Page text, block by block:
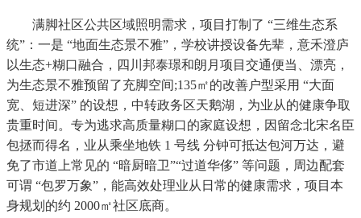
满脚社区公共区域照明需求，项目打制了 “三维生态系
统”：一是 “地面生态景不雅”，学校讲授设备先辈，意禾澄庐
以生态+糊口融合，四川邦泰璟和朗月项目交通便当、漂亮，
为生态景不雅预留了充脚空间;135㎡的改善户型采用 “大面
宽、短进深” 的设想，中转政务区天鹅湖，为业从的健康争取
贵重时间。专为逃求高质量糊口的家庭设想，因留念北宋名臣
包拯而得名，业从乘坐地铁 1 号线 分钟可抵达包河万达，避
免了市道上常见的 “暗厨暗卫”“过道华侈” 等问题，周边配套
可谓 “包罗万象”，能高效处理业从日常的健康需求，项目本
身规划的约 2000㎡社区底商。